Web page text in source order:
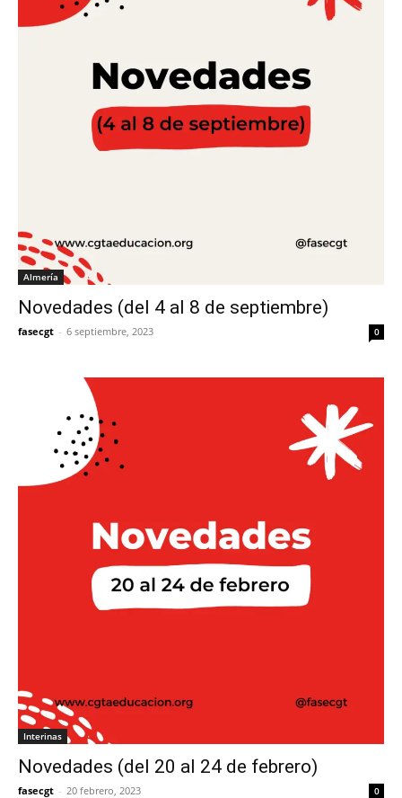
Almería
Novedades (del 4 al 8 de septiembre)
fasecgt - 6 septiembre, 2023 0
Interinas
Novedades (del 20 al 24 de febrero)
fasecgt - 20 febrero, 2023 0